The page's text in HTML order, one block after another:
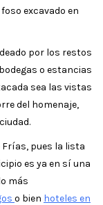
excavado en
por los restos
o estancias
sea las vistas
del homenaje,
pues la lista
es ya en sí una
más
o bien hoteles en